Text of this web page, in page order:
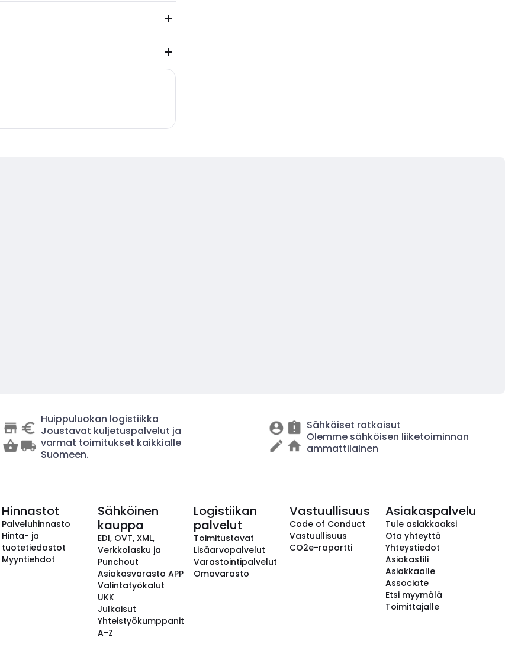
Huippuluokan logistiikka
Joustavat kuljetuspalvelut ja
varmat toimitukset kaikkialle
Suomeen.
Sähköiset ratkaisut
Olemme sähköisen liiketoiminnan
ammattilainen
Hinnastot
Palveluhinnasto
Hinta- ja
tuotetiedostot
Myyntiehdot
Sähköinen
kauppa
EDI, OVT, XML,
Verkkolasku ja
Punchout
Asiakasvarasto APP
Valintatyökalut
UKK
Julkaisut
Yhteistyökumppanit
A-Z
Logistiikan
palvelut
Toimitustavat
Lisäarvopalvelut
Varastointipalvelut
Omavarasto
Vastuullisuus
Code of Conduct
Vastuullisuus
CO2e-raportti
Asiakaspalvelu
Tule asiakkaaksi
Ota yhteyttä
Yhteystiedot
Asiakastili
Asiakkaalle
Associate
Etsi myymälä
Toimittajalle